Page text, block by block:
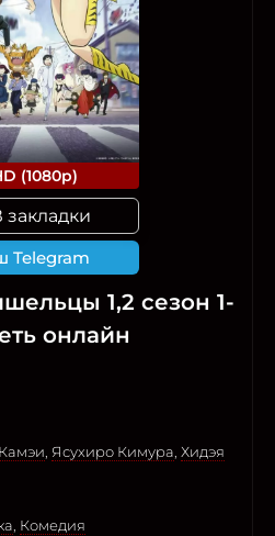
(1080p)
закладки
Telegram
1,2 сезон 1-
онлайн
Ясухиро Кимура Хидэя
Комедия